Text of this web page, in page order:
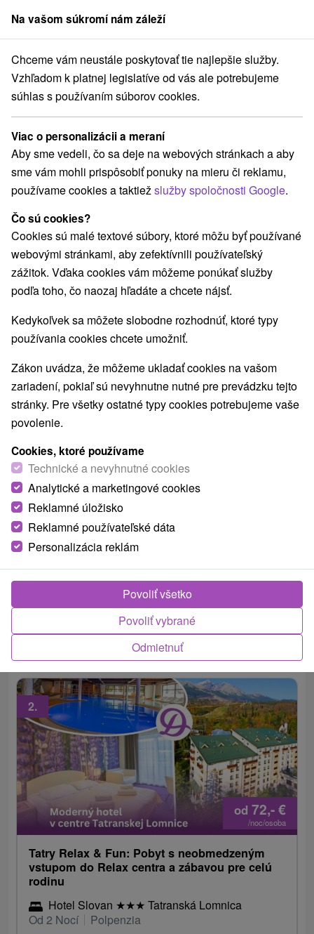
člen skupinySorger
Pobyty na Slovensku Víkendové pobyty Východné Slovensko
Víkendové pobyty na Východnom
Slovensku
Kategórie
Všetky kategórie
Pobyty so zľavou(40)
Wellness pobyty
Romantické pobyty(18) Seniorské pobyty(24)
Rodinné pobyty(52)
Vyberte lokalitu alebo termín
Najpredávanejšie
1.
Dovolenka a relax pod Lomnickým štítom:
Vodný svet, ktorý si zamilujete
Hotel SOREA Titris★★★Tatranská Lomnica
Od 2 Nocí
Raňajky, Polpenzia
Zrelaxujete vďaka neobmedzenému vstupu do
centra AQUA Relax s atrakciami a vo vybraných
termínoch aj s animáciami pre deti.
od 72,-€
/noc/osoba
2.
Tatry Relax & Fun: Pobyt s neobmedzeným
vstupom do Relax centra a zábavou pre celú
rodinu
Hotel Slovan ★★★ Tatranská Lomnica
Od 2 Nocí
Polpenzia
Na vašom súkromí nám záleží
Chceme vám neustále poskytovať tie najlepšie služby.
Vzhľadom k platnej legislatíve od vás ale potrebujeme
súhlas s používaním súborov cookies.
Viac o personalizácii a meraní
Aby sme vedeli, čo sa deje na webových stránkach a aby
sme vám mohli prispôsobiť ponuky na mieru či reklamu,
používame cookies a taktiežslužby spoločnosti Google.
Čo sú cookies?
Cookies sú malé textové súbory, ktoré môžu byť používané
webovými stránkami, aby zefektívnili používateľský
zážitok. Vďaka cookies vám môžeme ponúkať služby
podľa toho, čo naozaj hľadáte a chcete nájsť.
Kedykoľvek sa môžete slobodne rozhodnúť, ktoré typy
používania cookies chcete umožniť.
Zákon uvádza, že môžeme ukladať cookies na vašom
zariadení, pokiaľ sú nevyhnutne nutné pre prevádzku tejto
stránky. Pre všetky ostatné typy cookies potrebujeme vaše
povolenie.
Cookies, ktoré používame
Technické a nevyhnutné cookies
Analytické a marketingové cookies
Reklamné úložisko
Reklamné používateľské dáta
Personalizácia reklám
Odmietnuť
Povoliť vybrané
Povoliť všetko